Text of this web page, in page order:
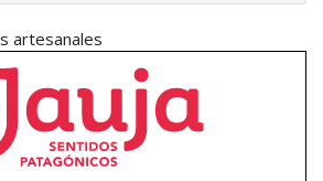
artesanales